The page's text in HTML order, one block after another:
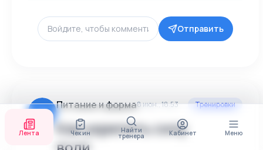
Отправить
ПИ
Питание и форма8 июн., 18:53
Как укрепить силу
Тренировки
Лента Чек ин Найти
тренера Кабинет Меню